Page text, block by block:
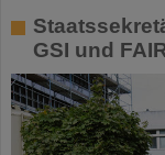
GSI und